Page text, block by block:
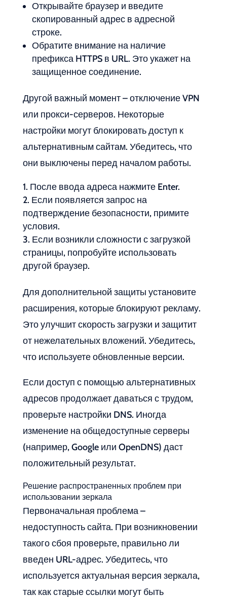
Открывайте браузер и введите
скопированный адрес в адресной
строке.
Обратите внимание на наличие
префикса HTTPS в URL. Это укажет на
защищенное соединение.
Другой важный момент – отключение VPN
или прокси-серверов. Некоторые
настройки могут блокировать доступ к
альтернативным сайтам. Убедитесь, что
они выключены перед началом работы.
После ввода адреса нажмите Enter.
Если появляется запрос на
подтверждение безопасности, примите
условия.
Если возникли сложности с загрузкой
страницы, попробуйте использовать
другой браузер.
Для дополнительной защиты установите
расширения, которые блокируют рекламу.
Это улучшит скорость загрузки и защитит
от нежелательных вложений. Убедитесь,
что используете обновленные версии.
Если доступ с помощью альтернативных
адресов продолжает даваться с трудом,
проверьте настройки DNS. Иногда
изменение на общедоступные серверы
(например, Google или OpenDNS) даст
положительный результат.
Решение распространенных проблем при
использовании зеркала
Первоначальная проблема –
недоступность сайта. При возникновении
такого сбоя проверьте, правильно ли
введен URL-адрес. Убедитесь, что
используется актуальная версия зеркала,
так как старые ссылки могут быть